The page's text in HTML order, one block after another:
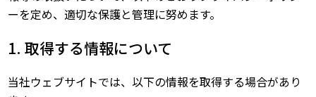
ーを定め、適切な保護と管理に努めます。
1. 取得する情報について
当社ウェブサイトでは、以下の情報を取得する場合があり